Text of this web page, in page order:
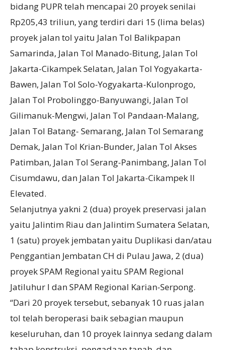
bidang PUPR telah mencapai 20 proyek senilai
Rp205,43 triliun, yang terdiri dari 15 (lima belas)
proyek jalan tol yaitu Jalan Tol Balikpapan
Samarinda, Jalan Tol Manado-Bitung, Jalan Tol
Jakarta-Cikampek Selatan, Jalan Tol Yogyakarta-
Bawen, Jalan Tol Solo-Yogyakarta-Kulonprogo,
Jalan Tol Probolinggo-Banyuwangi, Jalan Tol
Gilimanuk-Mengwi, Jalan Tol Pandaan-Malang,
Jalan Tol Batang- Semarang, Jalan Tol Semarang
Demak, Jalan Tol Krian-Bunder, Jalan Tol Akses
Patimban, Jalan Tol Serang-Panimbang, Jalan Tol
Cisumdawu, dan Jalan Tol Jakarta-Cikampek II
Elevated.
Selanjutnya yakni 2 (dua) proyek preservasi jalan
yaitu Jalintim Riau dan Jalintim Sumatera Selatan,
1 (satu) proyek jembatan yaitu Duplikasi dan/atau
Penggantian Jembatan CH di Pulau Jawa, 2 (dua)
proyek SPAM Regional yaitu SPAM Regional
Jatiluhur I dan SPAM Regional Karian-Serpong.
“Dari 20 proyek tersebut, sebanyak 10 ruas jalan
tol telah beroperasi baik sebagian maupun
keseluruhan, dan 10 proyek lainnya sedang dalam